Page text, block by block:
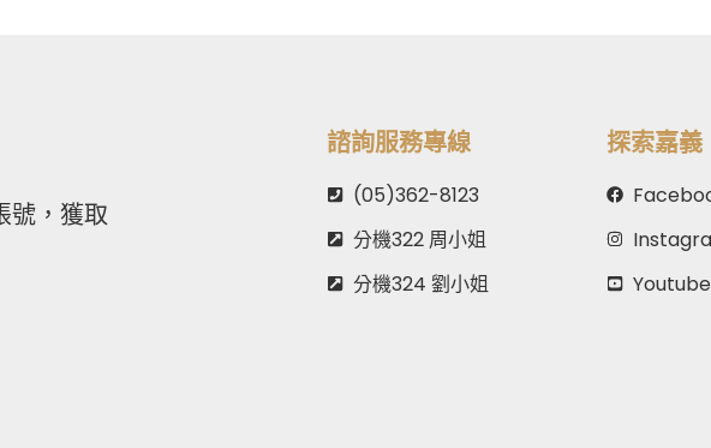
號，獲取
諮詢服務專線
(05)362-8123
分機322 周小姐
分機324 劉小姐
探索嘉義
Youtube